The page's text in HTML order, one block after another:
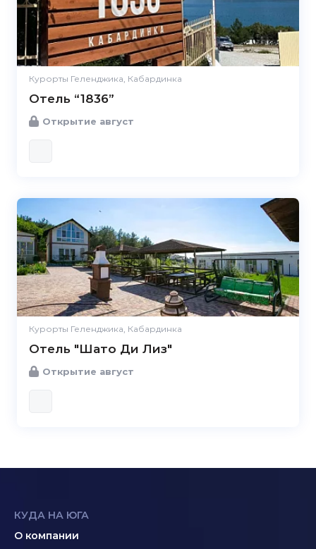
Курорты Геленджика, Кабардинка
Отель “1836”
Открытие август
Курорты Геленджика, Кабардинка
Отель "Шато Ди Лиз"
Открытие август
КУДА НА ЮГА
О компании